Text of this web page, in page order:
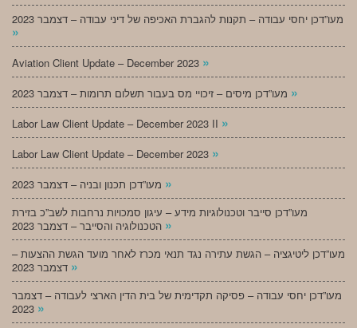
מעו”דכן יחסי עבודה – תקנות להגברת האכיפה של דיני עבודה – דצמבר 2023
»
Aviation Client Update – December 2023 »
»
Labor Law Client Update – December 2023 II »
Labor Law Client Update – December 2023 »
»
מעו”דכן סייבר וטכנולוגיות מידע – עיגון סמכויות נרחבות לשב”כ בזירת
»
מעו”דכן ליטיגציה – הגשת עתירה נגד תנאי מכרז לאחר מועד הגשת ההצעות –
»
מעו”דכן יחסי עבודה – פסיקה תקדימית של בית הדין הארצי לעבודה – דצמבר
»